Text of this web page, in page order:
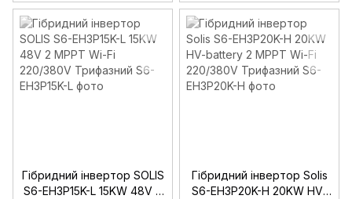
Гібридний інвертор SOLIS
S6-EH3P15K-L 15KW 48V 2
Гібридний інвертор Solis
S6-EH3P20K-H 20KW HV-